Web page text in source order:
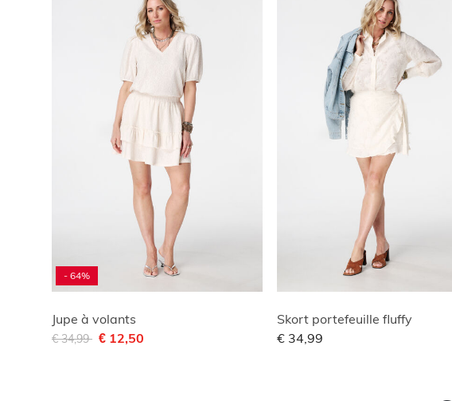
- 64%
Jupe à volants
Remise de
€ 34,99à € 12,50
Skort portefeuille fluffy
€ 34,99